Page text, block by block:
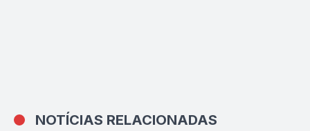
NOTÍCIAS RELACIONADAS